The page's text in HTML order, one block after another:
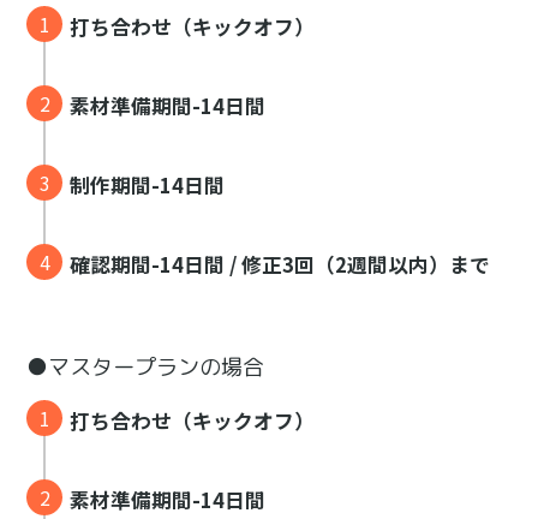
打ち合わせ（キックオフ）
素材準備期間-14日間
制作期間-14日間
確認期間-14日間 / 修正3回（2週間以内）まで
●マスタープランの場合
打ち合わせ（キックオフ）
素材準備期間-14日間